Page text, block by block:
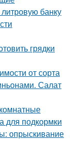
банку
грядки
от сорта
Салат
для подкормки
опрыскивание